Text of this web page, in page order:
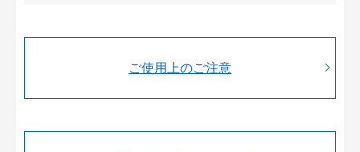
ご使用上のご注意